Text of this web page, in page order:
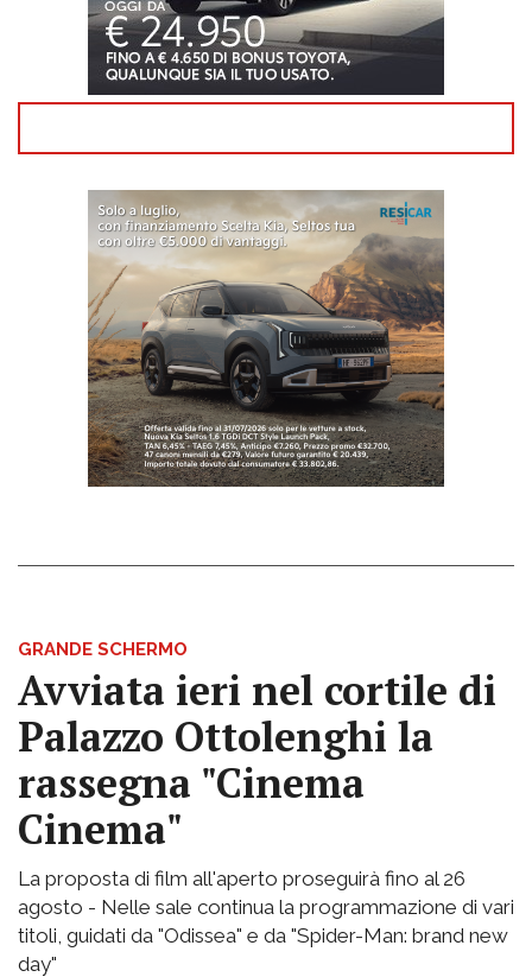
GRANDE SCHERMO
Avviata ieri nel cortile di
Palazzo Ottolenghi la
rassegna "Cinema
Cinema"
La proposta di film all'aperto proseguirà fino al 26
agosto - Nelle sale continua la programmazione di vari
titoli, guidati da "Odissea" e da "Spider-Man: brand new
day"